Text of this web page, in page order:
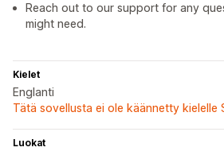
Reach out to our support for any
might need.
Kielet
Englanti
Tätä sovellusta ei ole käännetty kielelle
Luokat